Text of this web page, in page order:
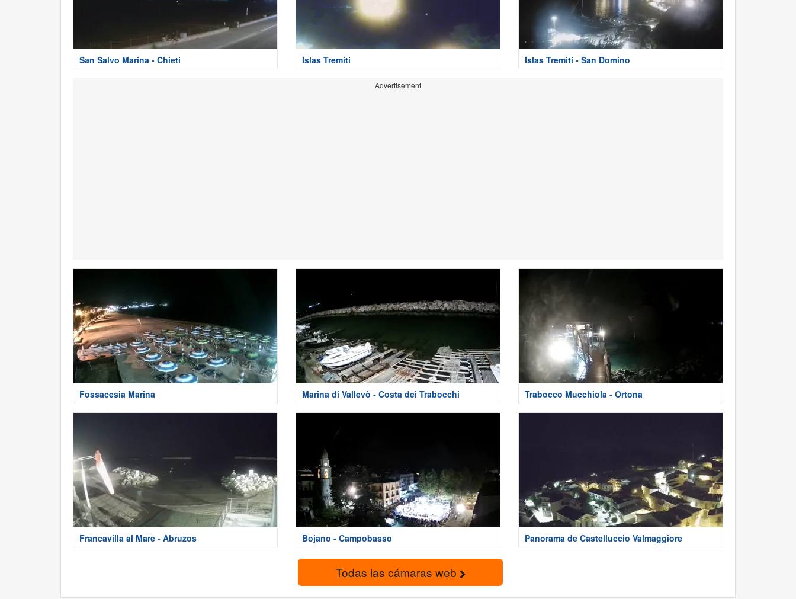
San Salvo Marina - Chieti Islas Tremiti Islas Tremiti - San Domino
Advertisement
Fossacesia Marina Marina di Vallevò - Costa dei Trabocchi Trabocco Mucchiola - Ortona
Francavilla al Mare - Abruzos Bojano - Campobasso Panorama de Castelluccio Valmaggiore
Todas las cámaras web